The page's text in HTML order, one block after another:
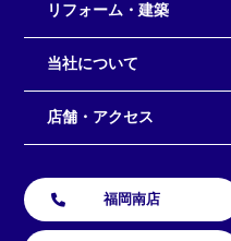
リフォーム・建築
当社について
店舗・アクセス
福岡南店